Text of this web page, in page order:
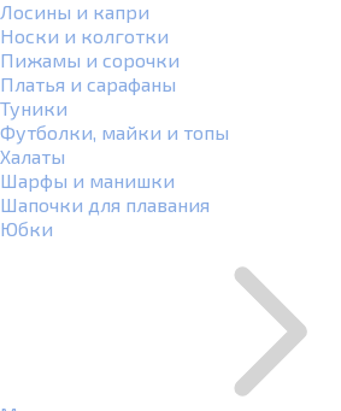
Лосины и капри
Носки и колготки
Пижамы и сорочки
Платья и сарафаны
Туники
Футболки, майки и топы
Халаты
Шарфы и манишки
Шапочки для плавания
Юбки